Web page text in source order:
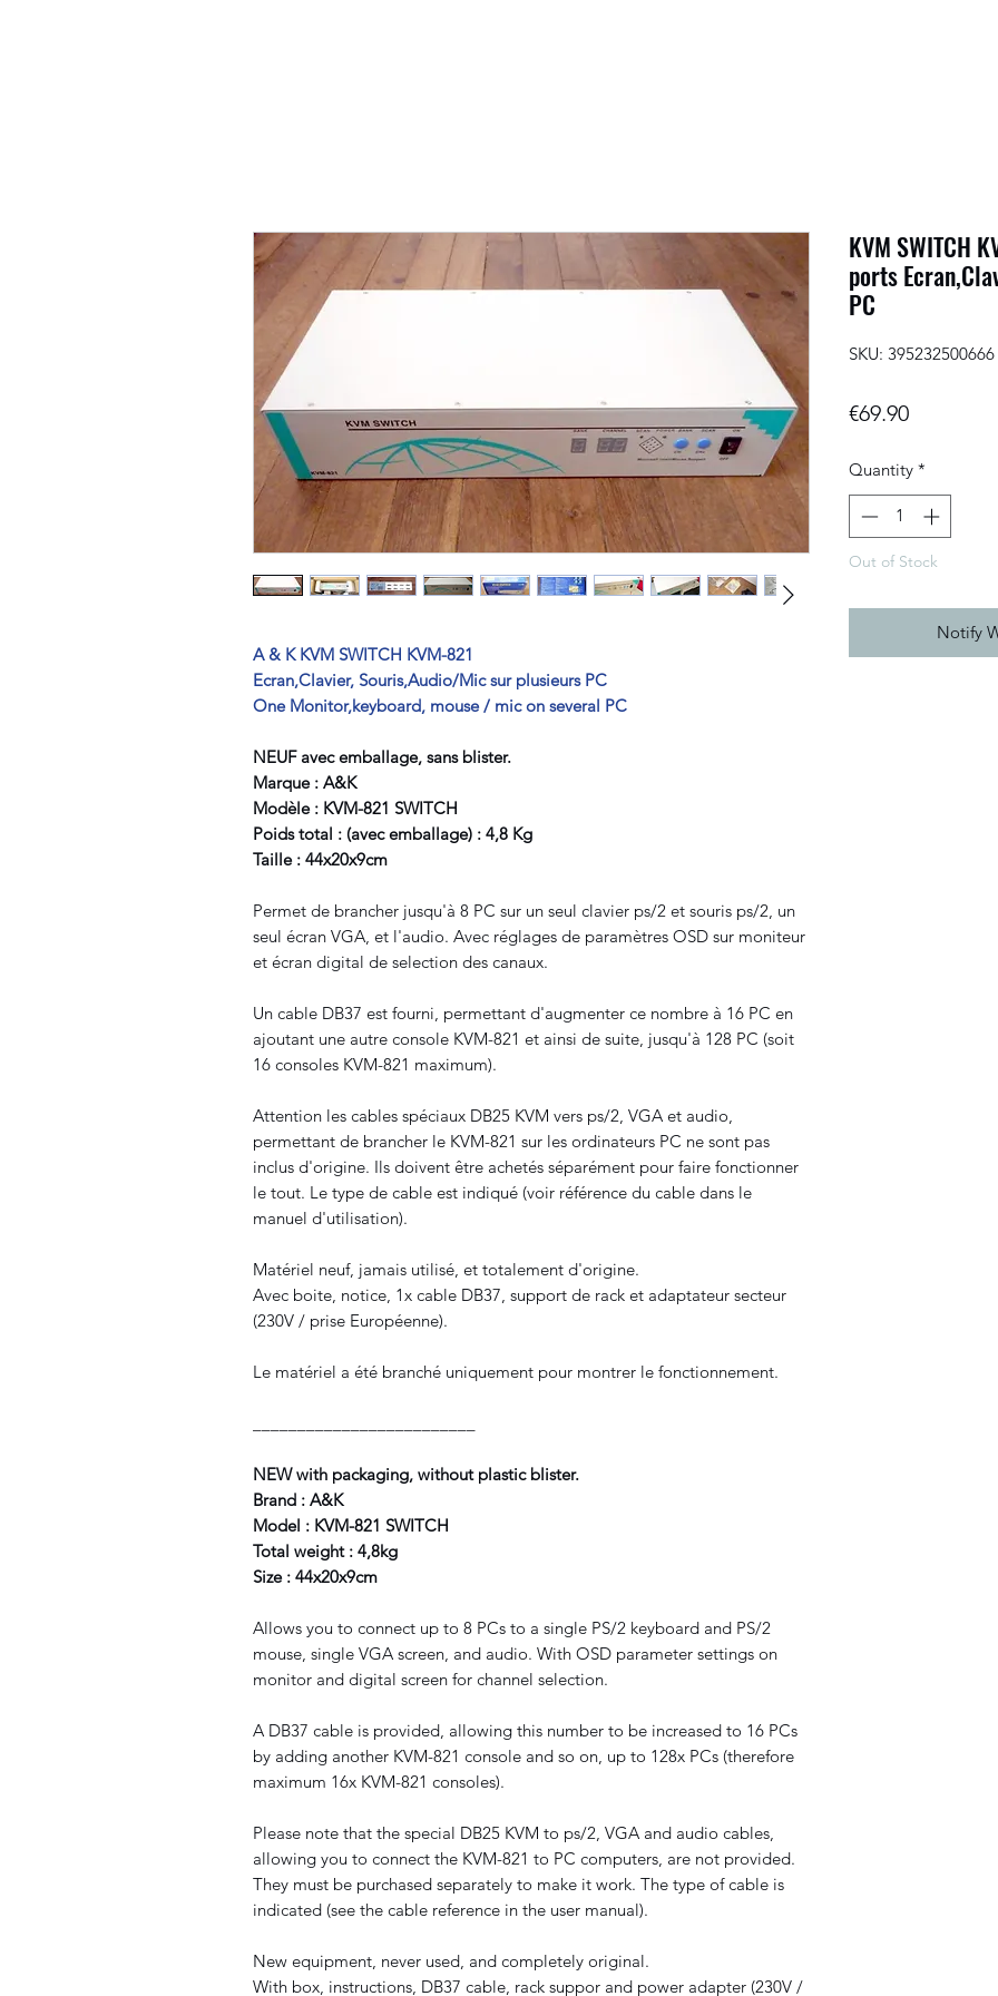
A & K KVM SWITCH KVM-821
Ecran,Clavier, Souris,Audio/Mic sur plusieurs PC
One Monitor,keyboard, mouse / mic on several PC
NEUF avec emballage, sans blister.
Marque : A&K
Modèle : KVM-821 SWITCH
Poids total : (avec emballage) : 4,8 Kg
Taille : 44x20x9cm
Permet de brancher jusqu'à 8 PC sur un seul clavier ps/2 et souris ps/2, un
seul écran VGA, et l'audio. Avec réglages de paramètres OSD sur moniteur
et écran digital de selection des canaux.
Un cable DB37 est fourni, permettant d'augmenter ce nombre à 16 PC en
ajoutant une autre console KVM-821 et ainsi de suite, jusqu'à 128 PC (soit
16 consoles KVM-821 maximum).
Attention les cables spéciaux DB25 KVM vers ps/2, VGA et audio,
permettant de brancher le KVM-821 sur les ordinateurs PC ne sont pas
inclus d'origine. Ils doivent être achetés séparément pour faire fonctionner
le tout. Le type de cable est indiqué (voir référence du cable dans le
manuel d'utilisation).
Matériel neuf, jamais utilisé, et totalement d'origine.
Avec boite, notice, 1x cable DB37, support de rack et adaptateur secteur
(230V / prise Européenne).
Le matériel a été branché uniquement pour montrer le fonctionnement.
NEW with packaging, without plastic blister.
Brand : A&K
Model : KVM-821 SWITCH
Total weight : 4,8kg
Size : 44x20x9cm
Allows you to connect up to 8 PCs to a single PS/2 keyboard and PS/2
mouse, single VGA screen, and audio. With OSD parameter settings on
monitor and digital screen for channel selection.
A DB37 cable is provided, allowing this number to be increased to 16 PCs
by adding another KVM-821 console and so on, up to 128x PCs (therefore
maximum 16x KVM-821 consoles).
Please note that the special DB25 KVM to ps/2, VGA and audio cables,
allowing you to connect the KVM-821 to PC computers, are not provided.
They must be purchased separately to make it work. The type of cable is
indicated (see the cable reference in the user manual).
New equipment, never used, and completely original.
With box, instructions, DB37 cable, rack suppor and power adapter (230V /
KVM SWITCH
ports
PC
SKU: 395232500666
€69.90Price
Quantity *
Out of Stock
Notify